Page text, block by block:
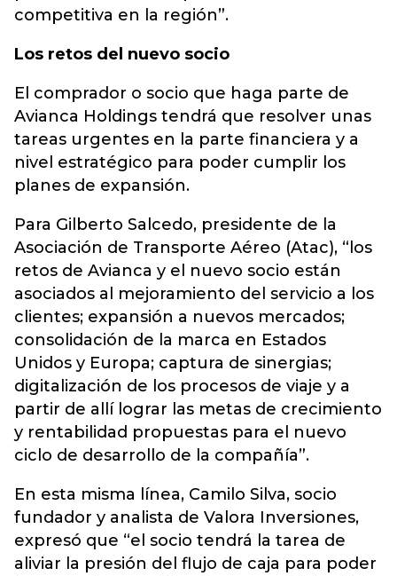
competitiva en la región”.
Los retos del nuevo socio
El comprador o socio que haga parte de
Avianca Holdings tendrá que resolver unas
tareas urgentes en la parte financiera y a
nivel estratégico para poder cumplir los
planes de expansión.
Para Gilberto Salcedo, presidente de la
Asociación de Transporte Aéreo (Atac), “los
retos de Avianca y el nuevo socio están
asociados al mejoramiento del servicio a los
clientes; expansión a nuevos mercados;
consolidación de la marca en Estados
Unidos y Europa; captura de sinergias;
digitalización de los procesos de viaje y a
partir de allí lograr las metas de crecimiento
y rentabilidad propuestas para el nuevo
ciclo de desarrollo de la compañía”.
En esta misma línea, Camilo Silva, socio
fundador y analista de Valora Inversiones,
expresó que “el socio tendrá la tarea de
aliviar la presión del flujo de caja para poder